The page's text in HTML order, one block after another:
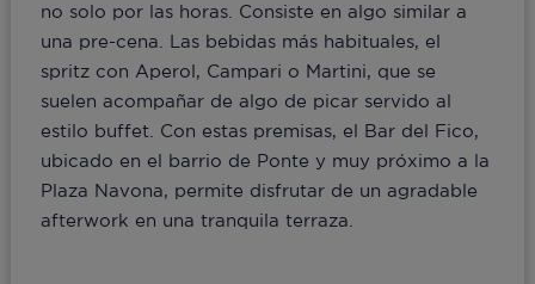
no solo por las horas. Consiste en algo similar a
una pre-cena. Las bebidas más habituales, el
spritz con Aperol, Campari o Martini, que se
suelen acompañar de algo de picar servido al
estilo buffet. Con estas premisas, el Bar del Fico,
ubicado en el barrio de Ponte y muy próximo a la
Plaza Navona, permite disfrutar de un agradable
afterwork en una tranquila terraza.